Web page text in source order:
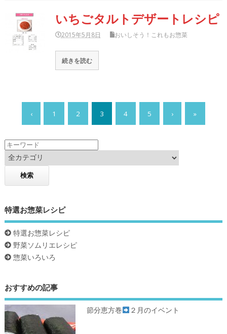
いちごタルトデザートレシピ
2015年5月8日 おいしそう！これもお惣菜
続きを読む
‹ 1 2 3 4 5 › »
特選お惣菜レシピ
特選お惣菜レシピ
野菜ソムリエレシピ
惣菜いろいろ
おすすめの記事
節分恵方巻 ２月のイベント